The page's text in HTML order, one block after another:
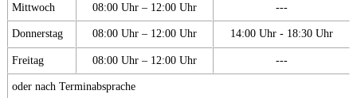
Mittwoch 08:00 Uhr – 12:00 Uhr ---
Donnerstag 08:00 Uhr – 12:00 Uhr 14:00 Uhr - 18:30 Uhr
Freitag 08:00 Uhr – 12:00 Uhr ---
oder nach Terminabsprache